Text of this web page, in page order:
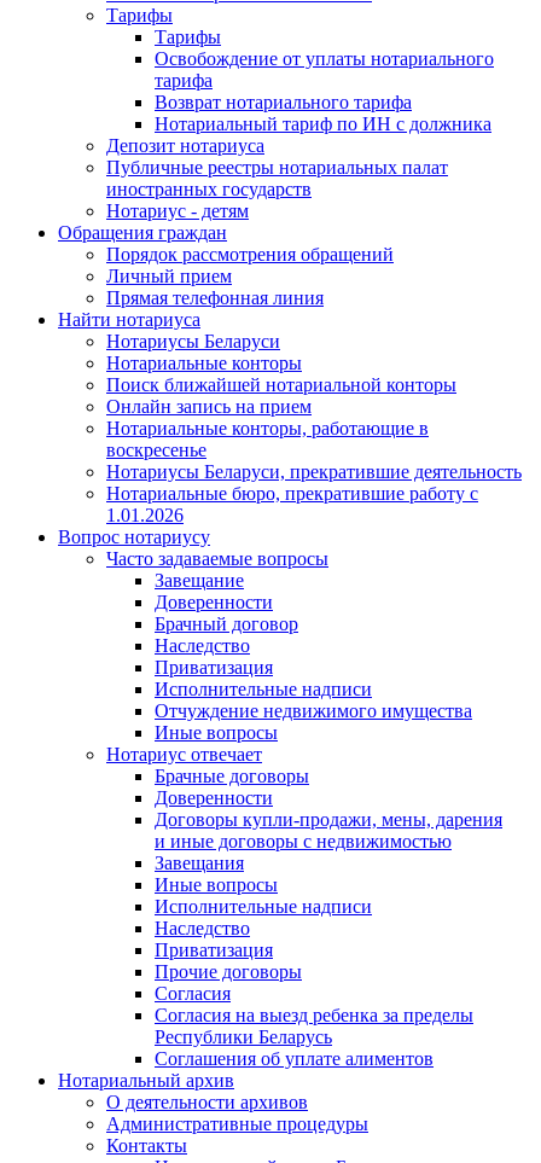
Тарифы
Тарифы
Освобождение от уплаты нотариального
тарифа
Возврат нотариального тарифа
Нотариальный тариф по ИН с должника
Депозит нотариуса
Публичные реестры нотариальных палат
иностранных государств
Нотариус - детям
Обращения граждан
Порядок рассмотрения обращений
Личный прием
Прямая телефонная линия
Найти нотариуса
Нотариусы Беларуси
Нотариальные конторы
Поиск ближайшей нотариальной конторы
Онлайн запись на прием
Нотариальные конторы, работающие в
воскресенье
Нотариусы Беларуси, прекратившие деятельность
Нотариальные бюро, прекратившие работу с
1.01.2026
Вопрос нотариусу
Часто задаваемые вопросы
Завещание
Доверенности
Брачный договор
Наследство
Приватизация
Исполнительные надписи
Отчуждение недвижимого имущества
Иные вопросы
Нотариус отвечает
Брачные договоры
Доверенности
Договоры купли-продажи, мены, дарения
и иные договоры с недвижимостью
Завещания
Иные вопросы
Исполнительные надписи
Наследство
Приватизация
Прочие договоры
Согласия
Согласия на выезд ребенка за пределы
Республики Беларусь
Соглашения об уплате алиментов
Нотариальный архив
О деятельности архивов
Административные процедуры
Контакты